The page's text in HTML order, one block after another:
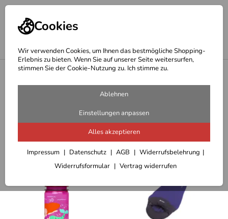
Cookies
Wir verwenden Cookies, um Ihnen das bestmögliche Shopping-
Erlebnis zu bieten. Wenn Sie auf unserer Seite weitersurfen,
stimmen Sie der Cookie-Nutzung zu. Ich stimme zu.
Ablehnen
Einstellungen anpassen
Alles akzeptieren
Impressum Datenschutz AGB
Widerrufsbelehrung
Widerrufsformular
Vertrag widerrufen
Outdoorbekleidung Kinder
Outdoorausrüstung für Kinder